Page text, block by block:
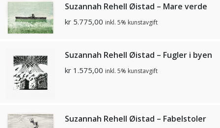
Suzannah Rehell Øistad – Mare verde
kr 5.775,00 inkl. 5% kunstavgift
Suzannah Rehell Øistad – Fugler i byen
kr 1.575,00 inkl. 5% kunstavgift
Suzannah Rehell Øistad – Fabelstoler